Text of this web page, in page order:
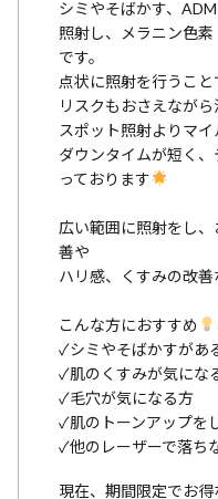
シミやそばかす、
照射し、メラニン色
です。
点状に照射を行うこ
リスクもおさえながら
スポット照射よりマイ
ダウンタイムが短く
っております
広い範囲に照射をし
善や
ハリ感、くすみの改
こんな方におすすめ
✓シミやそばかすがあ
✓肌のくすみが気にな
✓毛穴が気になる方
✓肌のトーンアップを
✓他のレーザーで落ち
現在、期間限定でお